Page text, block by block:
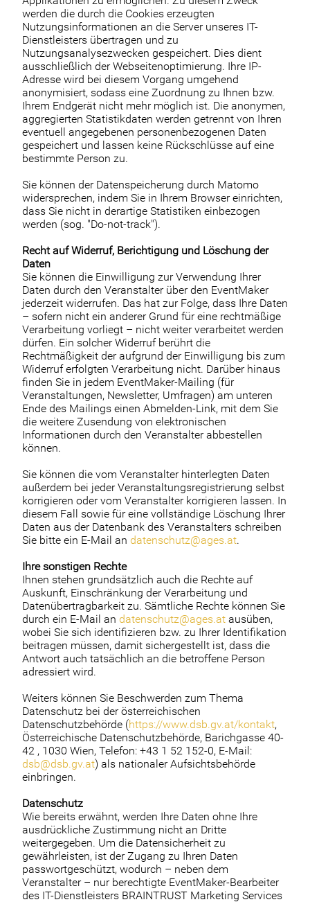
werden die durch die Cookies erzeugten
Nutzungsinformationen an die Server unseres IT-
Dienstleisters übertragen und zu
Nutzungsanalysezwecken gespeichert. Dies dient
ausschließlich der Webseitenoptimierung. Ihre IP-
Adresse wird bei diesem Vorgang umgehend
anonymisiert, sodass eine Zuordnung zu Ihnen bzw.
Ihrem Endgerät nicht mehr möglich ist. Die anonymen,
aggregierten Statistikdaten werden getrennt von Ihren
eventuell angegebenen personenbezogenen Daten
gespeichert und lassen keine Rückschlüsse auf eine
bestimmte Person zu.
Sie können der Datenspeicherung durch Matomo
widersprechen, indem Sie in Ihrem Browser einrichten,
dass Sie nicht in derartige Statistiken einbezogen
werden (sog. "Do-not-track").
Recht auf Widerruf, Berichtigung und Löschung der
Daten
Sie können die Einwilligung zur Verwendung Ihrer
Daten durch den Veranstalter über den EventMaker
jederzeit widerrufen. Das hat zur Folge, dass Ihre Daten
– sofern nicht ein anderer Grund für eine rechtmäßige
Verarbeitung vorliegt – nicht weiter verarbeitet werden
dürfen. Ein solcher Widerruf berührt die
Rechtmäßigkeit der aufgrund der Einwilligung bis zum
Widerruf erfolgten Verarbeitung nicht. Darüber hinaus
finden Sie in jedem EventMaker-Mailing (für
Veranstaltungen, Newsletter, Umfragen) am unteren
Ende des Mailings einen Abmelden-Link, mit dem Sie
die weitere Zusendung von elektronischen
Informationen durch den Veranstalter abbestellen
können.
Sie können die vom Veranstalter hinterlegten Daten
außerdem bei jeder Veranstaltungsregistrierung selbst
korrigieren oder vom Veranstalter korrigieren lassen. In
diesem Fall sowie für eine vollständige Löschung Ihrer
Daten aus der Datenbank des Veranstalters schreiben
Sie bitte ein E-Mail an datenschutz@ages.at.
Ihre sonstigen Rechte
Ihnen stehen grundsätzlich auch die Rechte auf
Auskunft, Einschränkung der Verarbeitung und
Datenübertragbarkeit zu. Sämtliche Rechte können Sie
durch ein E-Mail an datenschutz@ages.at ausüben,
wobei Sie sich identifizieren bzw. zu Ihrer Identifikation
beitragen müssen, damit sichergestellt ist, dass die
Antwort auch tatsächlich an die betroffene Person
adressiert wird.
Weiters können Sie Beschwerden zum Thema
Datenschutz bei der österreichischen
Datenschutzbehörde (https://www.dsb.gv.at/kontakt,
Österreichische Datenschutzbehörde, Barichgasse 40-
42 , 1030 Wien, Telefon: +43 1 52 152-0, E-Mail:
dsb@dsb.gv.at) als nationaler Aufsichtsbehörde
einbringen.
Datenschutz
Wie bereits erwähnt, werden Ihre Daten ohne Ihre
ausdrückliche Zustimmung nicht an Dritte
weitergegeben. Um die Datensicherheit zu
gewährleisten, ist der Zugang zu Ihren Daten
passwortgeschützt, wodurch – neben dem
Veranstalter – nur berechtigte EventMaker-Bearbeiter
des IT-Dienstleisters BRAINTRUST Marketing Services